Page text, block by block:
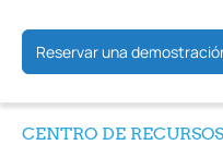
Reservar una
CENTRO DE RECURSOS